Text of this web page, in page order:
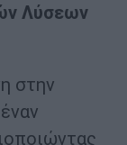
Λύσεων
στην